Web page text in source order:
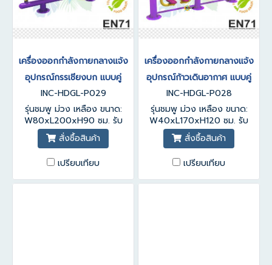
เครื่องออกกำลังกายกลางแจ้ง
อุปกรณ์กรรเชียงบก แบบคู่
INC-HDGL-P029
รุ่นชมพู ม่วง เหลือง ขนาด:
W80xL200xH90 ซม. รับ
ประกันสินค้า 1-3 ปี
สั่งซื้อสินค้า
เปรียบเทียบ
เครื่องออกกำลังกายกลางแจ้ง
อุปกรณ์ก้าวเดินอากาศ แบบคู่
INC-HDGL-P028
รุ่นชมพู ม่วง เหลือง ขนาด:
W40xL170xH120 ซม. รับ
ประกันสินค้า 1-3 ปี
สั่งซื้อสินค้า
เปรียบเทียบ